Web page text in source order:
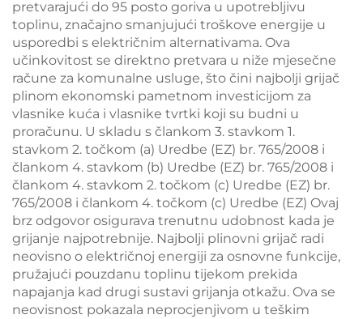
pretvarajući do 95 posto goriva u upotrebljivu
toplinu, značajno smanjujući troškove energije u
usporedbi s električnim alternativama. Ova
učinkovitost se direktno pretvara u niže mjesečne
račune za komunalne usluge, što čini najbolji grijač
plinom ekonomski pametnom investicijom za
vlasnike kuća i vlasnike tvrtki koji su budni u
proračunu. U skladu s člankom 3. stavkom 1.
stavkom 2. točkom (a) Uredbe (EZ) br. 765/2008 i
člankom 4. stavkom (b) Uredbe (EZ) br. 765/2008 i
člankom 4. stavkom 2. točkom (c) Uredbe (EZ) br.
765/2008 i člankom 4. točkom (c) Uredbe (EZ) Ovaj
brz odgovor osigurava trenutnu udobnost kada je
grijanje najpotrebnije. Najbolji plinovni grijač radi
neovisno o električnoj energiji za osnovne funkcije,
pružajući pouzdanu toplinu tijekom prekida
napajanja kad drugi sustavi grijanja otkažu. Ova se
neovisnost pokazala neprocjenjivom u teškim